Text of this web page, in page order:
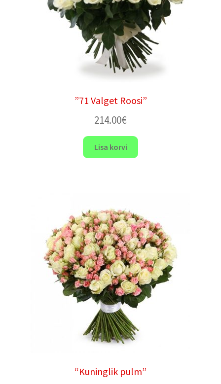
”71 Valget Roosi”
214.00€
Lisa korvi
“Kuninglik pulm”